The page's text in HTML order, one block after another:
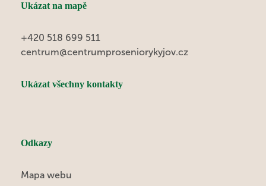
Ukázat na mapě
+420 518 699 511
centrum@centrumproseniorykyjov.cz
Ukázat všechny kontakty
Odkazy
Mapa webu